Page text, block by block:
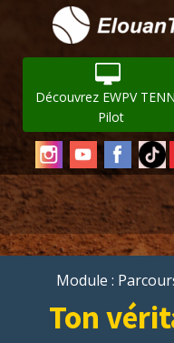
Découvrez EWPV
Pilot
Module :
Ton